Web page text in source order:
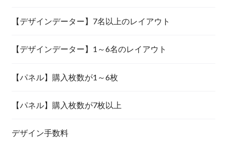
【デザインデーター】7名以上のレイアウト
【デザインデーター】1～6名のレイアウト
【パネル】購入枚数が1～6枚
【パネル】購入枚数が7枚以上
デザイン手数料